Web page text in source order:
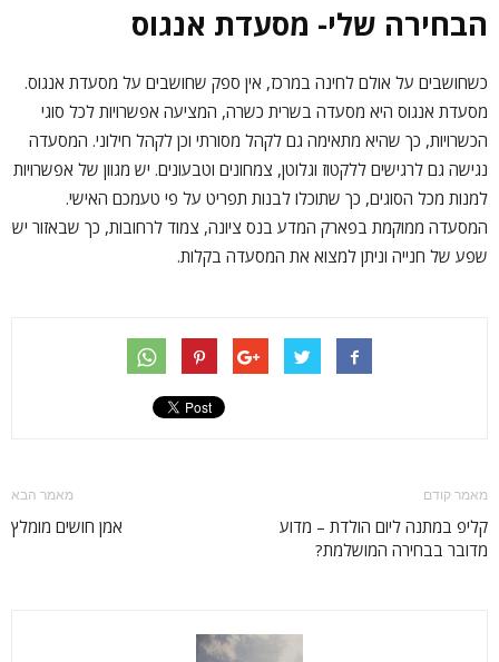
הבחירה שלי- מסעדת אנגוס
כשחושבים על אולם לחינה במרכז, אין ספק שחושבים על מסעדת אנגוס.
מסעדת אנגוס היא מסעדה בשרית כשרה, המציעה אפשרויות לכל סוגי
הכשרויות, כך שהיא מתאימה גם לקהל מסורתי וכן לקהל חילוני. המסעדה
נגישה גם לרגישים ללקטוז וגלוטן, צמחונים וטבעונים. יש מגוון של אפשרויות
למנות מכל הסוגים, כך שתוכלו לבנות תפריט על פי טעמכם האישי.
המסעדה ממוקמת בפארק המדע בנס ציונה, צמוד לרחובות, כך שבאזור יש
שפע של חנייה וניתן למצוא את המסעדה בקלות.
מאמר קודם
קליפ במתנה ליום הולדת – מדוע
מדובר בבחירה המושלמת?
מאמר הבא
אמן חושים מומלץ